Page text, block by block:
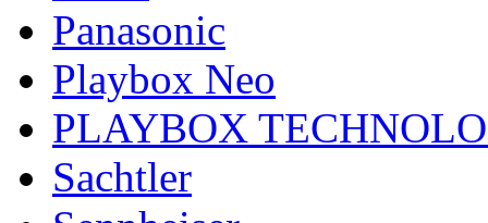
Panasonic
Playbox Neo
PLAYBOX
Sachtler